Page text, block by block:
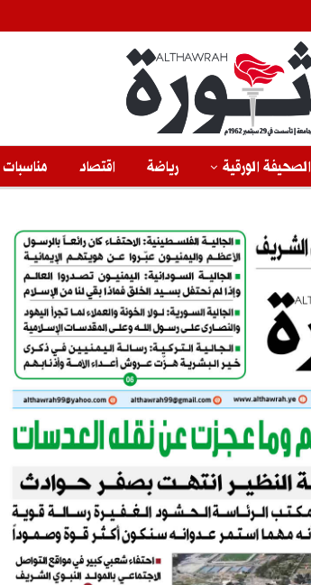
الصحيفة الورقية رياضة اقتصاد مناسبات